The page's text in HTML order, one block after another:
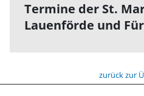
Termine der St.
Lauenförde und
zurück zur